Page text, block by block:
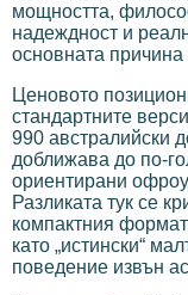
мощността,
надеждност и
основната причина
Ценовото
стандартните
990 австралийски
доближава до по-
ориентирани
Разликата тук се
компактния
като „истински“
поведение извън